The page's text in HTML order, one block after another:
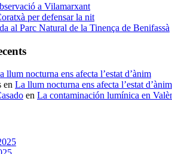
a Vilamarxant
per defensar la nit
al Parc Natural de la Tinença de Benifassà
llum nocturna ens afecta l’estat d’ànim
en La llum nocturna ens afecta l’estat d’ànim
en La contaminación lumínica en